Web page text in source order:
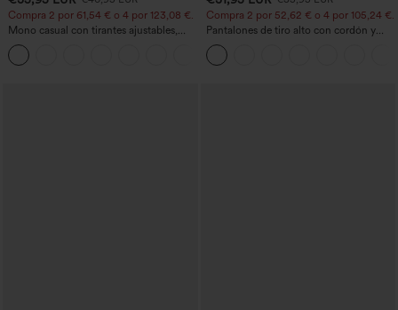
Compra 2 por 61,54 € o 4 por 123,08 €.
Mono casual con tirantes ajustables,
fruncidos, pierna ancha, tejido jaspeado
y bolsillos - Easy Peezy
Compra 2 por 52,62 € o 4 por 105,24 €.
Pantalones de tiro alto con cordón y
bolsillos, pernera ancha, holgados y de
estilo casual con tacto de lino.